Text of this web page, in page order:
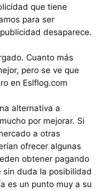
que tiene
para ser
desaparece.
Cuanto más
pero se ve que
en Eslflog.com
alternativa a
por mejorar. Si
a otras
ofrecer algunas
obtener pagando
duda la posibilidad
es un punto muy a su